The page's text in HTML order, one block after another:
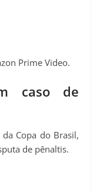
Prime Video.
caso de
Copa do Brasil,
de pênaltis.